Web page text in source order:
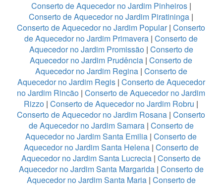
Conserto de Aquecedor no Jardim Pinheiros|
Conserto de Aquecedor no Jardim Piratininga |
Conserto de Aquecedor no Jardim Popular| Conserto
de Aquecedor no Jardim Primavera | Conserto de
Aquecedor no Jardim Promissão| Conserto de
Aquecedor no Jardim Prudência | Conserto de
Aquecedor no Jardim Regina| Conserto de
Aquecedor no Jardim Regis| Conserto de Aquecedor
no Jardim Rincão | Conserto de Aquecedor no Jardim
Rizzo | Conserto de Aquecedor no Jardim Robru |
Conserto de Aquecedor no Jardim Rosana | Conserto
de Aquecedor no Jardim Samara| Conserto de
Aquecedor no Jardim Santa Emilia | Conserto de
Aquecedor no Jardim Santa Helena| Conserto de
Aquecedor no Jardim Santa Lucrecia | Conserto de
Aquecedor no Jardim Santa Margarida| Conserto de
Aquecedor no Jardim Santa Maria| Conserto de